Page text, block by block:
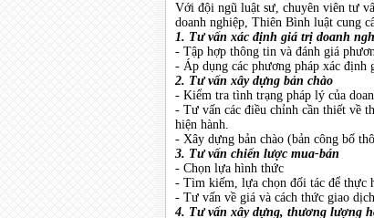
Với đội ngũ luật sư, chuyên viên tư
doanh nghiệp, Thiên Bình luật cung
1. Tư vấn xác định giá trị doanh
- Tập hợp thông tin và đánh giá
- Áp dụng các phương pháp xác
2. Tư vấn xây dựng bản chào
- Kiểm tra tình trạng pháp lý của
- Tư vấn các điều chỉnh cần thiết về
hiện hành.
- Xây dựng bản chào (bản công bố
3. Tư vấn chiến lược mua-bán
- Chọn lựa hình thức
- Tìm kiếm, lựa chọn đối tác để thực
- Tư vấn về giá và cách thức giao
4. Tư vấn xây dựng, thương lượng